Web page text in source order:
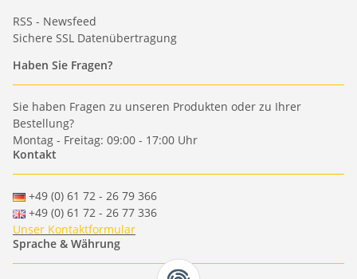
RSS - Newsfeed
Sichere SSL Datenübertragung
Haben Sie Fragen?
Sie haben Fragen zu unseren Produkten oder zu Ihrer
Bestellung?
Montag - Freitag: 09:00 - 17:00 Uhr
Kontakt
+49 (0) 61 72 - 26 79 366
+49 (0) 61 72 - 26 77 336
Unser Kontaktformular
Sprache & Währung